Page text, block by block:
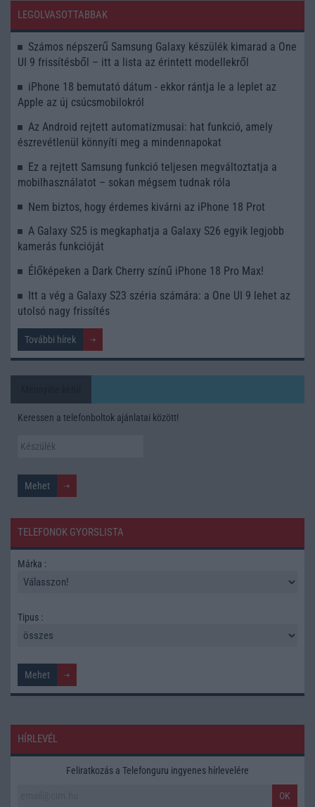
LEGOLVASOTTABBAK
Számos népszerű Samsung Galaxy készülék kimarad a One
UI 9 frissítésből – itt a lista az érintett modellekről
iPhone 18 bemutató dátum - ekkor rántja le a leplet az
Apple az új csúcsmobilokról
Az Android rejtett automatizmusai: hat funkció, amely
észrevétlenül könnyíti meg a mindennapokat
Ez a rejtett Samsung funkció teljesen megváltoztatja a
mobilhasználatot – sokan mégsem tudnak róla
Nem biztos, hogy érdemes kivárni az iPhone 18 Prot
A Galaxy S25 is megkaphatja a Galaxy S26 egyik legjobb
kamerás funkcióját
Élőképeken a Dark Cherry színű iPhone 18 Pro Max!
Itt a vég a Galaxy S23 széria számára: a One UI 9 lehet az
utolsó nagy frissítés
További hírek
Keressen a telefonboltok ajánlatai között!
TELEFONOK GYORSLISTA
Márka :
Tipus :
HÍRLEVÉL
Feliratkozás a Telefonguru ingyenes hírlevelére
OK